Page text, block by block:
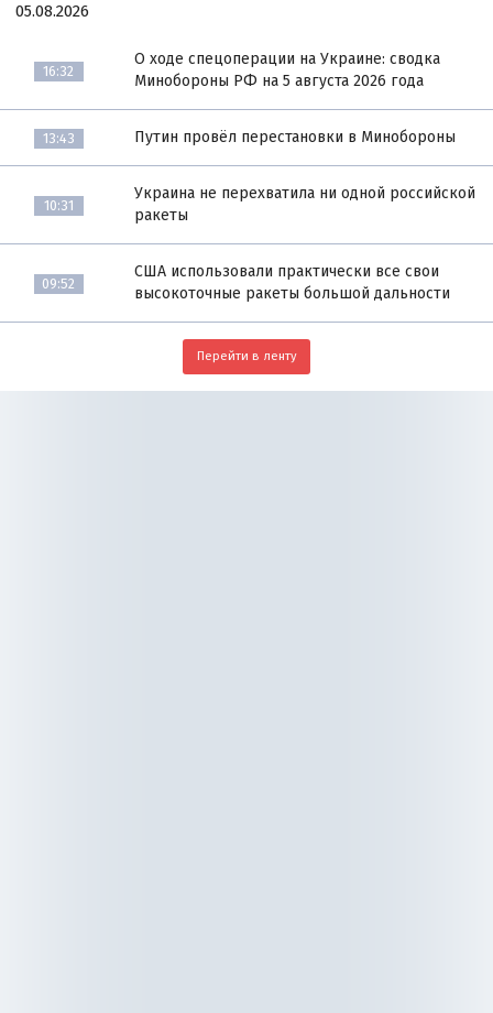
05.08.2026
16:32
О ходе спецоперации на Украине: сводка
Минобороны РФ на 5 августа 2026 года
13:43 Путин провёл перестановки в Минобороны
10:31
Украина не перехватила ни одной российской
ракеты
09:52
США использовали практически все свои
высокоточные ракеты большой дальности
Перейти в ленту